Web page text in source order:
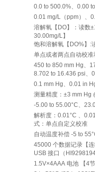
0.0 to 500.0%、0.00
0.01 mg/L（ppm）、
溶解氧【DO】：读数
30.00mg/L】
饱和溶解氧【DO%】:
单点或者两点自动校
450 to 850 mm Hg、
8.702 to 16.436 psi、
0.1 mm Hg、0.01 in
测量精度：±3 mm Hg
-5.00 to 55.00°C、
解析度：0.01°C 、
式：单点自定义校准
自动温度补偿 -5 to
45000 个数据记录【
USB 接口（
1.5V×4AAA 电池 【4节